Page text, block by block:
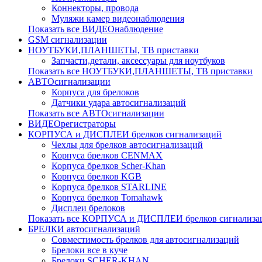
Коннекторы, провода
Муляжи камер видеонаблюдения
Показать все ВИДЕОнаблюдение
GSM сигнализации
НОУТБУКИ,ПЛАНШЕТЫ, ТВ приставки
Запчасти,детали, аксессуары для ноутбуков
Показать все НОУТБУКИ,ПЛАНШЕТЫ, ТВ приставки
АВТОсигнализации
Корпуса для брелоков
Датчики удара автосигнализаций
Показать все АВТОсигнализации
ВИДЕОрегистраторы
КОРПУСА и ДИСПЛЕИ брелков сигнализаций
Чехлы для брелков автосигнализаций
Корпуса брелков CENMAX
Корпуса брелков Scher-Khan
Корпуса брелков KGB
Корпуса брелков STARLINE
Корпуса брелков Tomahawk
Дисплеи брелоков
Показать все КОРПУСА и ДИСПЛЕИ брелков
БРЕЛКИ автосигнализаций
Совместимость брелков для автосигнализаций
Брелоки все в куче